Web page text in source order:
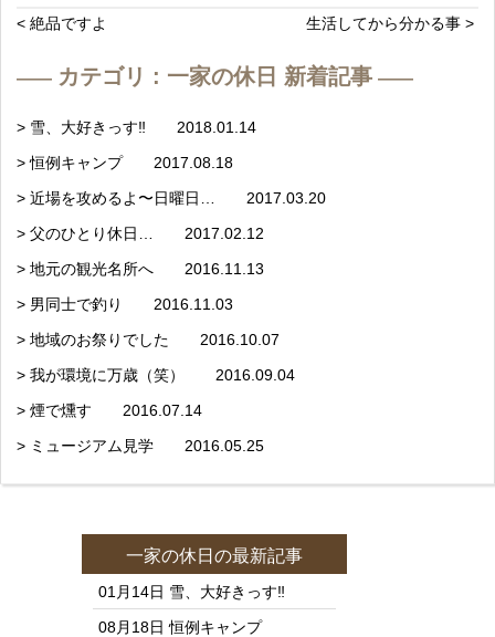
< 絶品ですよ 生活してから分かる事 >
カテゴリ : 一家の休日 新着記事
> 雪、大好きっす‼️ 2018.01.14
> 恒例キャンプ 2017.08.18
> 近場を攻めるよ〜日曜日… 2017.03.20
> 父のひとり休日… 2017.02.12
> 地元の観光名所へ 2016.11.13
> 男同士で釣り 2016.11.03
> 地域のお祭りでした 2016.10.07
> 我が環境に万歳（笑） 2016.09.04
> 煙で燻す 2016.07.14
> ミュージアム見学 2016.05.25
一家の休日 の最新記事
01月14日 雪、大好きっす‼️
08月18日 恒例キャンプ